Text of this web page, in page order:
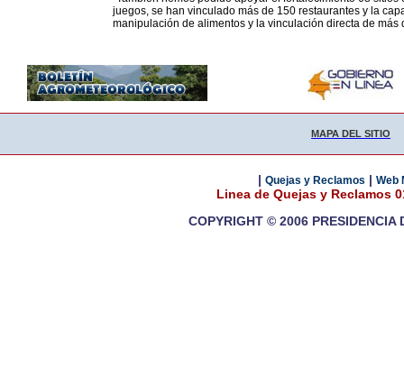
juegos, se han vinculado más de 150 restaurantes y la
manipulación de alimentos y la vinculación directa de más
MAPA DEL SITIO
| Quejas y Reclamos | Web
Linea de Quejas y Reclamos
COPYRIGHT © 2006 PRESIDENCIA